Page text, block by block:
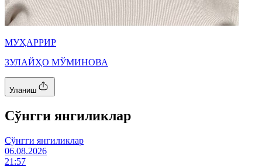
МУҲАРРИР
ЗУЛАЙҲО МЎМИНОВА
Уланиш
Cўнгги янгиликлар
Cўнгги янгиликлар
06.08.2026
21:57